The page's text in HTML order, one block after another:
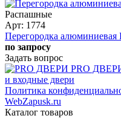
Распашные
Арт: 1774
Перегородка алюминиевая
по запросу
Задать вопрос
PRO
и входные двери
Политика
WebZapusk.ru
Каталог товаров